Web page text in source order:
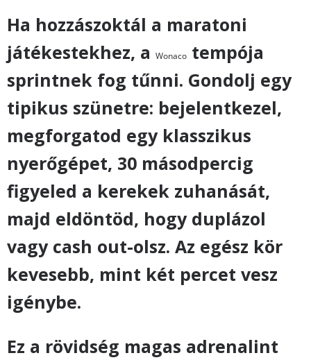
Ha hozzászoktál a maratoni
játékestekhez, a Wonaco tempója
sprintnek fog tűnni. Gondolj egy
tipikus szünetre: bejelentkezel,
megforgatod egy klasszikus
nyerőgépet, 30 másodpercig
figyeled a kerekek zuhanását,
majd eldöntöd, hogy duplázol
vagy cash out-olsz. Az egész kör
kevesebb, mint két percet vesz
igénybe.
Ez a rövidség magas adrenalint